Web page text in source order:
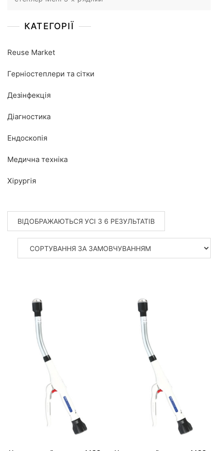
КАТЕГОРІЇ
Reuse Market
Герніостеплери та сітки
Дезінфекція
Діагностика
Ендоскопія
Медична техніка
Хірургія
ВІДОБРАЖАЮТЬСЯ УСІ З 6 РЕЗУЛЬТАТІВ